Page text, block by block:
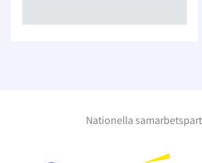
Nationella